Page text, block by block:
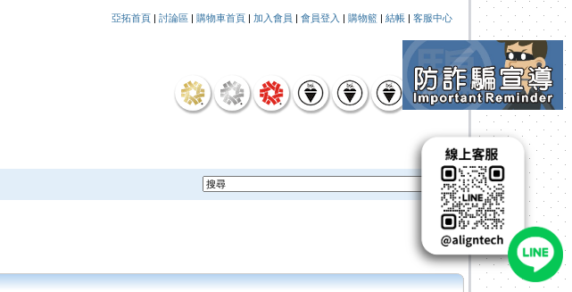
亞拓首頁 | 討論區 | 購物車首頁 | 加入會員 | 會員登入 | 購物籃 | 結帳 | 客服中心